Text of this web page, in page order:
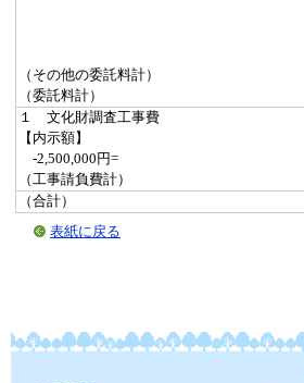
（その他の委託料計）
（委託料計）
１ 文化財調査工事費
【内示額】
-2,500,000円=
（工事請負費計）
（合計）
表紙に戻る